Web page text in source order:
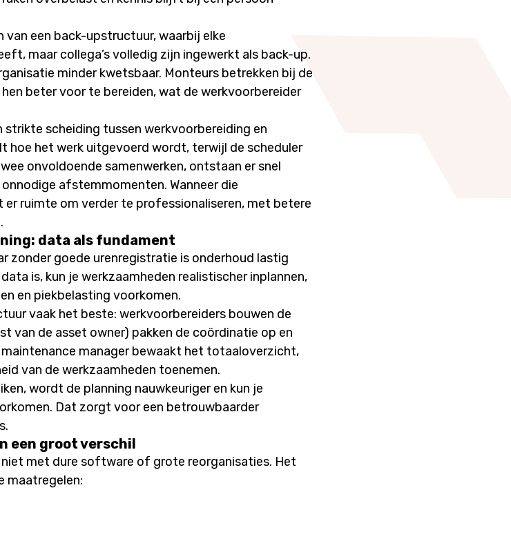
van een back-upstructuur, waarbij elke
maar collega’s volledig zijn ingewerkt als back-up.
minder kwetsbaar. Monteurs betrekken bij de
beter voor te bereiden, wat de werkvoorbereider
strikte scheiding tussen werkvoorbereiding en
hoe het werk uitgevoerd wordt, terwijl de scheduler
onvoldoende samenwerken, ontstaan er snel
afstemmomenten. Wanneer die
ruimte om verder te professionaliseren, met betere
data als fundament
zonder goede urenregistratie is onderhoud lastig
is, kun je werkzaamheden realistischer inplannen,
en piekbelasting voorkomen.
vaak het beste: werkvoorbereiders bouwen de
van de asset owner) pakken de coördinatie op en
manager bewaakt het totaaloverzicht,
van de werkzaamheden toenemen.
wordt de planning nauwkeuriger en kun je
Dat zorgt voor een betrouwbaarder
een groot verschil
met dure software of grote reorganisaties. Het
maatregelen: